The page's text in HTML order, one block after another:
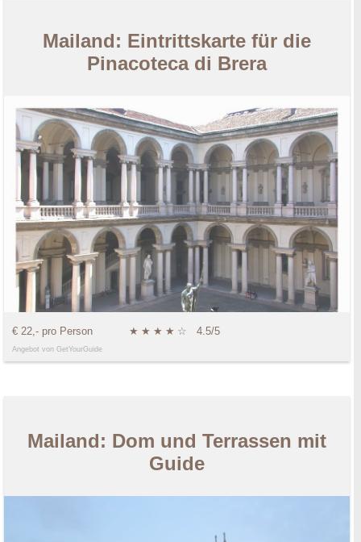
Mailand: Eintrittskarte für die
Pinacoteca di Brera
€ 22,- pro Person ★ ★ ★ ★ ☆ 4.5/5
Angebot von GetYourGuide
Mailand: Dom und Terrassen mit
Guide